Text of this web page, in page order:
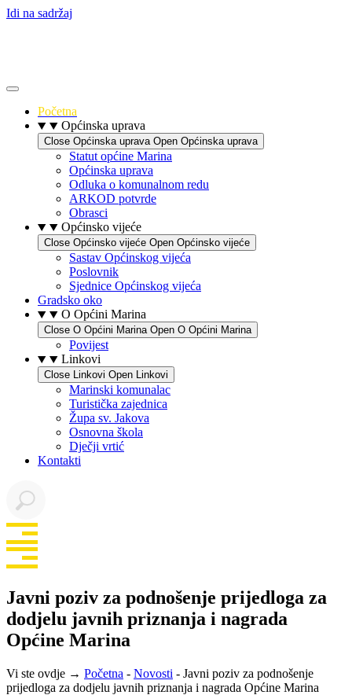
Idi na sadržaj
Početna
Općinska uprava
Close Općinska uprava Open Općinska uprava
Statut općine Marina
Općinska uprava
Odluka o komunalnom redu
ARKOD potvrde
Obrasci
Općinsko vijeće
Close Općinsko vijeće Open Općinsko vijeće
Sastav Općinskog vijeća
Poslovnik
Sjednice Općinskog vijeća
Gradsko oko
O Općini Marina
Close O Općini Marina Open O Općini Marina
Povijest
Linkovi
Close Linkovi Open Linkovi
Marinski komunalac
Turistička zajednica
Župa sv. Jakova
Osnovna škola
Dječji vrtić
Kontakti
Javni poziv za podnošenje prijedloga za
dodjelu javnih priznanja i nagrada
Općine Marina
Vi ste ovdje → Početna - Novosti - Javni poziv za podnošenje
prijedloga za dodjelu javnih priznanja i nagrada Općine Marina